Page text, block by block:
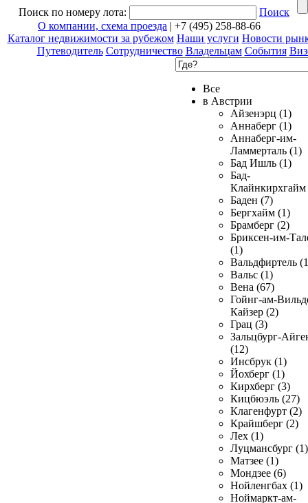
Поиск по номеру лота:
Поиск
О компании, схема проезда | +7 (495) 258-88-66
Каталог недвижимости за рубежом Наши услуги Новости
Путеводитель Сотрудничество Владельцам События
Все
в Австрии
Айзенэрц (1)
Аннаберг (1)
Аннаберг-им-
Ламмерталь (1)
Бад Ишль (1)
Бад-
Клайнкирхгайм
Баден (7)
Бергхайм (1)
Брамберг (2)
Бриксен-им-
(1)
Вальдфиртель
Вальс (1)
Вена (67)
Гойнг-ам-
Кайзер (2)
Грац (3)
Зальцбург-
(12)
Инсбрук (1)
Йохберг (1)
Кирхберг (3)
Кицбюэль (27)
Клагенфурт (2)
Крайшберг (2)
Лех (1)
Луцмансбург (1)
Матзее (1)
Мондзее (6)
Нойленгбах (1)
Ноймаркт-ам-